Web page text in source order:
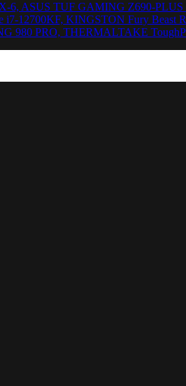
6, ASUS TUF GAMING Z690-
12700KF, KINGSTON Fury Beast
980 PRO, THERMALTAKE